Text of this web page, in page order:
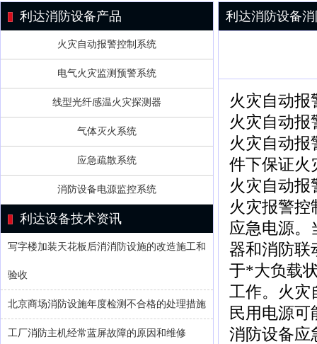
利达消防设备产品
火灾自动报警控制系统
电气火灾监测预警系统
线型光纤感温火灾探测器
气体灭火系统
应急疏散系统
消防设备电源监控系统
利达设备技术资讯
写字楼加装天花板后消消防设施的改造施工和
验收
北京商场消防设施年度检测不合格的处理措施
工厂消防主机经常蓝屏故障的原因和维修
利达消防设备
火灾自动报
火灾自动报
火灾自动报
件下保证火
火灾自动报
火灾报警控
应急电源。
器和消防联
于*大负载
工作。火灾
民用电源可
消防设备应